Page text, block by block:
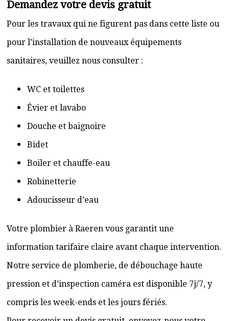
Demandez votre devis gratuit
Pour les travaux qui ne figurent pas dans cette liste ou
pour l’installation de nouveaux équipements
sanitaires, veuillez nous consulter :
WC et toilettes
Évier et lavabo
Douche et baignoire
Bidet
Boiler et chauffe-eau
Robinetterie
Adoucisseur d’eau
Votre plombier à Raeren vous garantit une
information tarifaire claire avant chaque intervention.
Notre service de plomberie, de débouchage haute
pression et d’inspection caméra est disponible 7j/7, y
compris les week-ends et les jours fériés.